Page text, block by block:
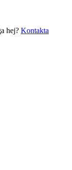
hej? Kontakta